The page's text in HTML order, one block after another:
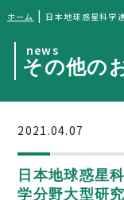
ホーム | 日本地球惑星科学
news
その他の
2021.04.07
日本地球惑星
学分野大型研